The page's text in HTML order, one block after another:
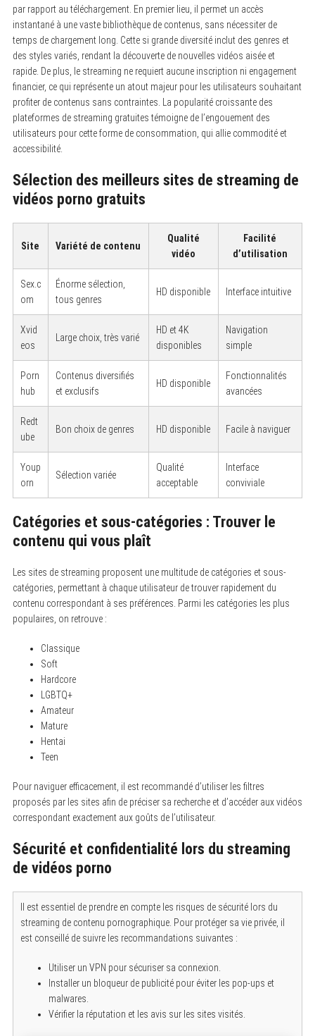
par rapport au téléchargement. En premier lieu, il permet un accès
instantané à une vaste bibliothèque de contenus, sans nécessiter de
temps de chargement long. Cette si grande diversité inclut des genres et
des styles variés, rendant la découverte de nouvelles vidéos aisée et
rapide. De plus, le streaming ne requiert aucune inscription ni engagement
financier, ce qui représente un atout majeur pour les utilisateurs souhaitant
profiter de contenus sans contraintes. La popularité croissante des
plateformes de streaming gratuites témoigne de l’engouement des
utilisateurs pour cette forme de consommation, qui allie commodité et
accessibilité.
Sélection des meilleurs sites de streaming de
vidéos porno gratuits
Site Variété de contenu
Qualité
vidéo
Facilité
d’utilisation
Sex.c
om
Énorme sélection,
tous genres
HD disponible Interface intuitive
Xvid
eos
Large choix, très varié
HD et 4K
disponibles
Navigation
simple
Porn
hub
Contenus diversifiés
et exclusifs
HD disponible
Fonctionnalités
avancées
Redt
ube
Bon choix de genres HD disponible Facile à naviguer
Youp
orn
Sélection variée
Qualité
acceptable
Interface
conviviale
Catégories et sous-catégories : Trouver le
contenu qui vous plaît
Les sites de streaming proposent une multitude de catégories et sous-
catégories, permettant à chaque utilisateur de trouver rapidement du
contenu correspondant à ses préférences. Parmi les catégories les plus
populaires, on retrouve :
Classique
Soft
Hardcore
LGBTQ+
Amateur
Mature
Hentai
Teen
Pour naviguer efficacement, il est recommandé d’utiliser les filtres
proposés par les sites afin de préciser sa recherche et d’accéder aux vidéos
correspondant exactement aux goûts de l’utilisateur.
Sécurité et confidentialité lors du streaming
de vidéos porno
Il est essentiel de prendre en compte les risques de sécurité lors du
streaming de contenu pornographique. Pour protéger sa vie privée, il
est conseillé de suivre les recommandations suivantes :
Utiliser un VPN pour sécuriser sa connexion.
Installer un bloqueur de publicité pour éviter les pop-ups et
malwares.
Vérifier la réputation et les avis sur les sites visités.
S
r
h
f
r